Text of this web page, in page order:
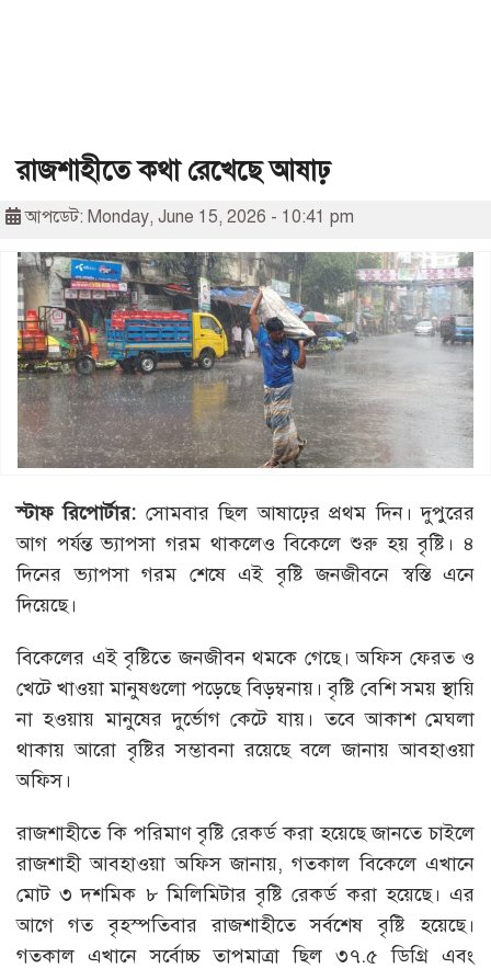
রাজশাহীতে কথা রেখেছে আষাঢ়
আপডেট: Monday, June 15, 2026 - 10:41 pm
স্টাফ রিপোর্টার: সোমবার ছিল আষাঢ়ের প্রথম দিন। দুপুরের
আগ পর্যন্ত ভ্যাপসা গরম থাকলেও বিকেলে শুরু হয় বৃষ্টি। ৪
দিনের ভ্যাপসা গরম শেষে এই বৃষ্টি জনজীবনে স্বস্তি এনে
দিয়েছে।
বিকেলের এই বৃষ্টিতে জনজীবন থমকে গেছে। অফিস ফেরত ও
খেটে খাওয়া মানুষগুলো পড়েছে বিড়ম্বনায়। বৃষ্টি বেশি সময় স্থায়ি
না হওয়ায় মানুষের দুর্ভোগ কেটে যায়। তবে আকাশ মেঘলা
থাকায় আরো বৃষ্টির সম্ভাবনা রয়েছে বলে জানায় আবহাওয়া
অফিস।
রাজশাহীতে কি পরিমাণ বৃষ্টি রেকর্ড করা হয়েছে জানতে চাইলে
রাজশাহী আবহাওয়া অফিস জানায়, গতকাল বিকেলে এখানে
মোট ৩ দশমিক ৮ মিলিমিটার বৃষ্টি রেকর্ড করা হয়েছে। এর
আগে গত বৃহস্পতিবার রাজশাহীতে সর্বশেষ বৃষ্টি হয়েছে।
গতকাল এখানে সর্বোচ্চ তাপমাত্রা ছিল ৩৭.৫ ডিগ্রি এবং